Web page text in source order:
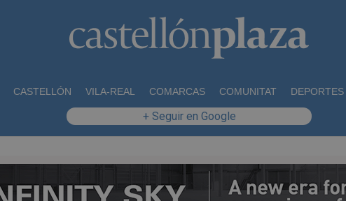
CASTELLÓN VILA-REAL COMARCAS COMUNITAT DEPORTES
+ Seguir en Google